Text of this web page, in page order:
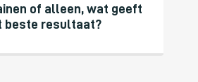
of alleen, wat geeft
beste resultaat?